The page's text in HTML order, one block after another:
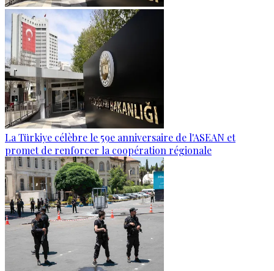
La Türkiye célèbre le 59e anniversaire de l'ASEAN et
promet de renforcer la coopération régionale